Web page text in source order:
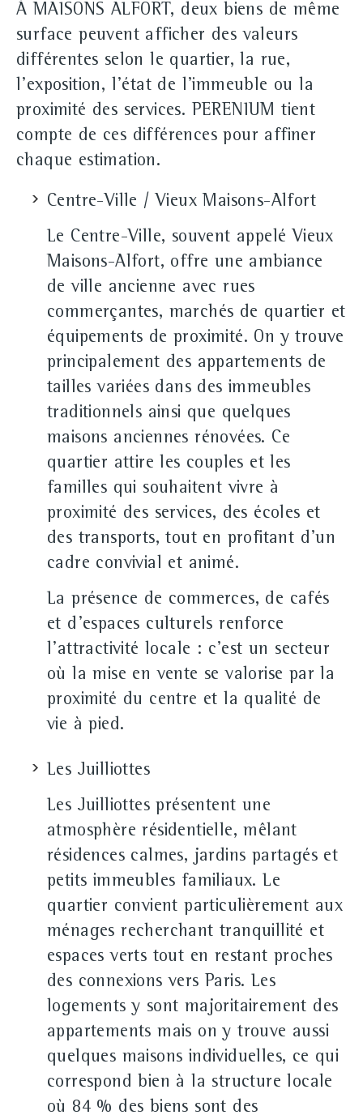
À MAISONS ALFORT, deux biens de même
surface peuvent afficher des valeurs
différentes selon le quartier, la rue,
l'exposition, l'état de l'immeuble ou la
proximité des services. PERENIUM tient
compte de ces différences pour affiner
chaque estimation.
Centre-Ville / Vieux Maisons-Alfort
Le Centre-Ville, souvent appelé Vieux
Maisons-Alfort, offre une ambiance
de ville ancienne avec rues
commerçantes, marchés de quartier et
équipements de proximité. On y trouve
principalement des appartements de
tailles variées dans des immeubles
traditionnels ainsi que quelques
maisons anciennes rénovées. Ce
quartier attire les couples et les
familles qui souhaitent vivre à
proximité des services, des écoles et
des transports, tout en profitant d'un
cadre convivial et animé.
La présence de commerces, de cafés
et d'espaces culturels renforce
l'attractivité locale : c'est un secteur
où la mise en vente se valorise par la
proximité du centre et la qualité de
vie à pied.
Les Juilliottes
Les Juilliottes présentent une
atmosphère résidentielle, mêlant
résidences calmes, jardins partagés et
petits immeubles familiaux. Le
quartier convient particulièrement aux
ménages recherchant tranquillité et
espaces verts tout en restant proches
des connexions vers Paris. Les
logements y sont majoritairement des
appartements mais on y trouve aussi
quelques maisons individuelles, ce qui
correspond bien à la structure locale
où 84 % des biens sont des